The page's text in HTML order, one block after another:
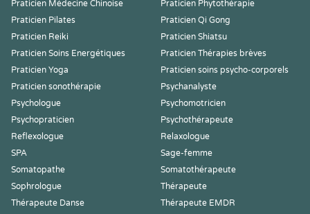
Praticien Médecine Chinoise
Praticien Phytothérapie
Praticien Pilates
Praticien Qi Gong
Praticien Reiki
Praticien Shiatsu
Praticien Soins Energétiques
Praticien Thérapies brèves
Praticien Yoga
Praticien soins psycho-corporels
Praticien sonothérapie
Psychanalyste
Psychologue
Psychomotricien
Psychopraticien
Psychothérapeute
Reflexologue
Relaxologue
SPA
Sage-femme
Somatopathe
Somatothérapeute
Sophrologue
Thérapeute
Thérapeute Danse
Thérapeute EMDR